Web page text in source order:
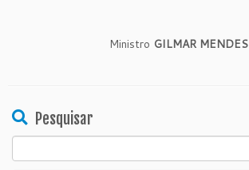
Ministro GILMAR MENDES
Pesquisar
Search
for: